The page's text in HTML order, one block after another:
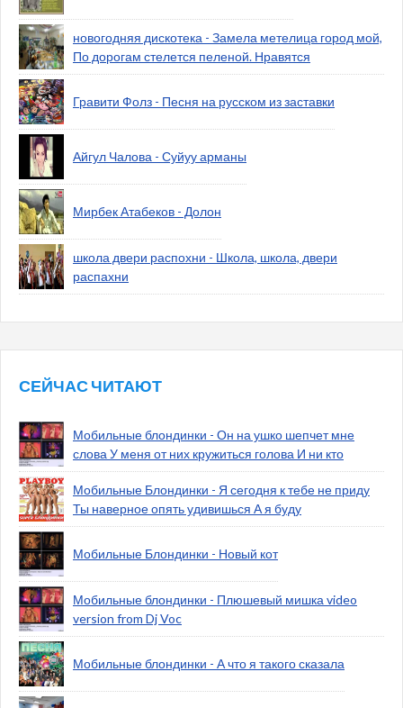
новогодняя дискотека - Замела метелица город мой,
По дорогам стелется пеленой. Нравятся
Гравити Фолз - Песня на русском из заставки
Айгул Чалова - Суйуу арманы
Мирбек Атабеков - Долон
школа двери распохни - Школа, школа, двери
распахни
СЕЙЧАС ЧИТАЮТ
Мобильные блондинки - Он на ушко шепчет мне
слова У меня от них кружиться голова И ни кто
Мобильные Блондинки - Я сегодня к тебе не приду
Ты наверное опять удивишься А я буду
Мобильные Блондинки - Новый кот
Мобильные блондинки - Плюшевый мишка video
version from Dj Voc
Мобильные блондинки - А что я такого сказала